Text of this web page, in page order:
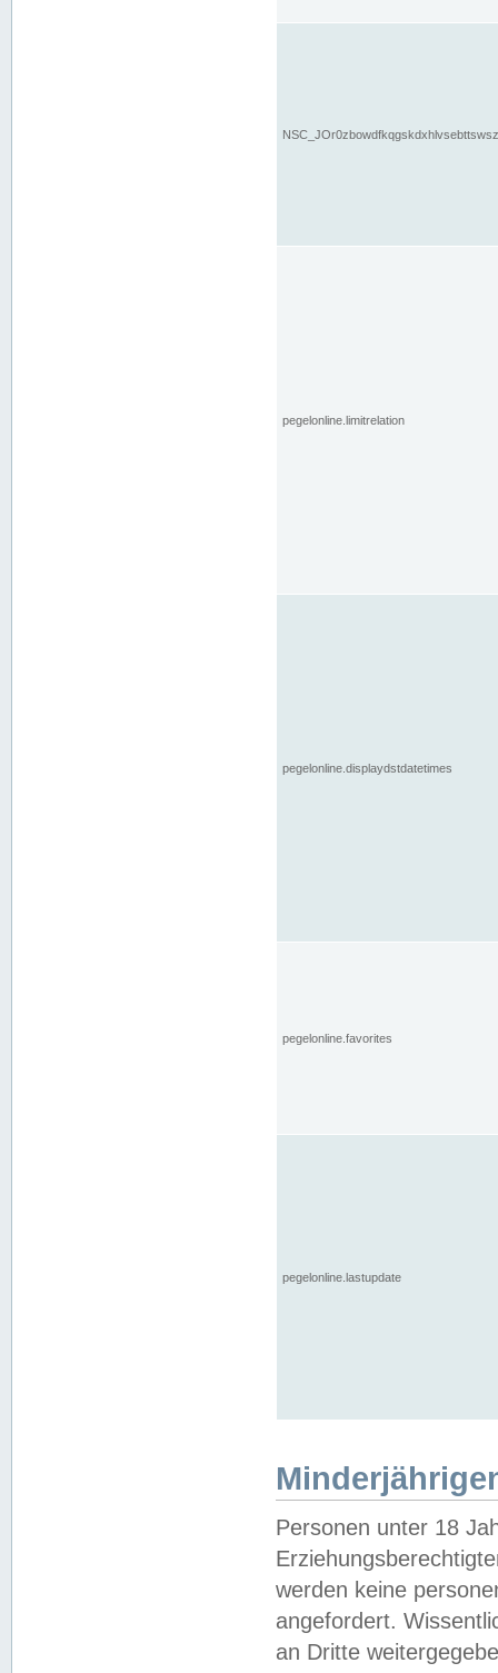
pegelonline.limitrelation
pegelonline.displaydstdatetimes
pegelonline.favorites
pegelonline.lastupdate
Personen unter 18
werden keine
angefordert.
an Dritte